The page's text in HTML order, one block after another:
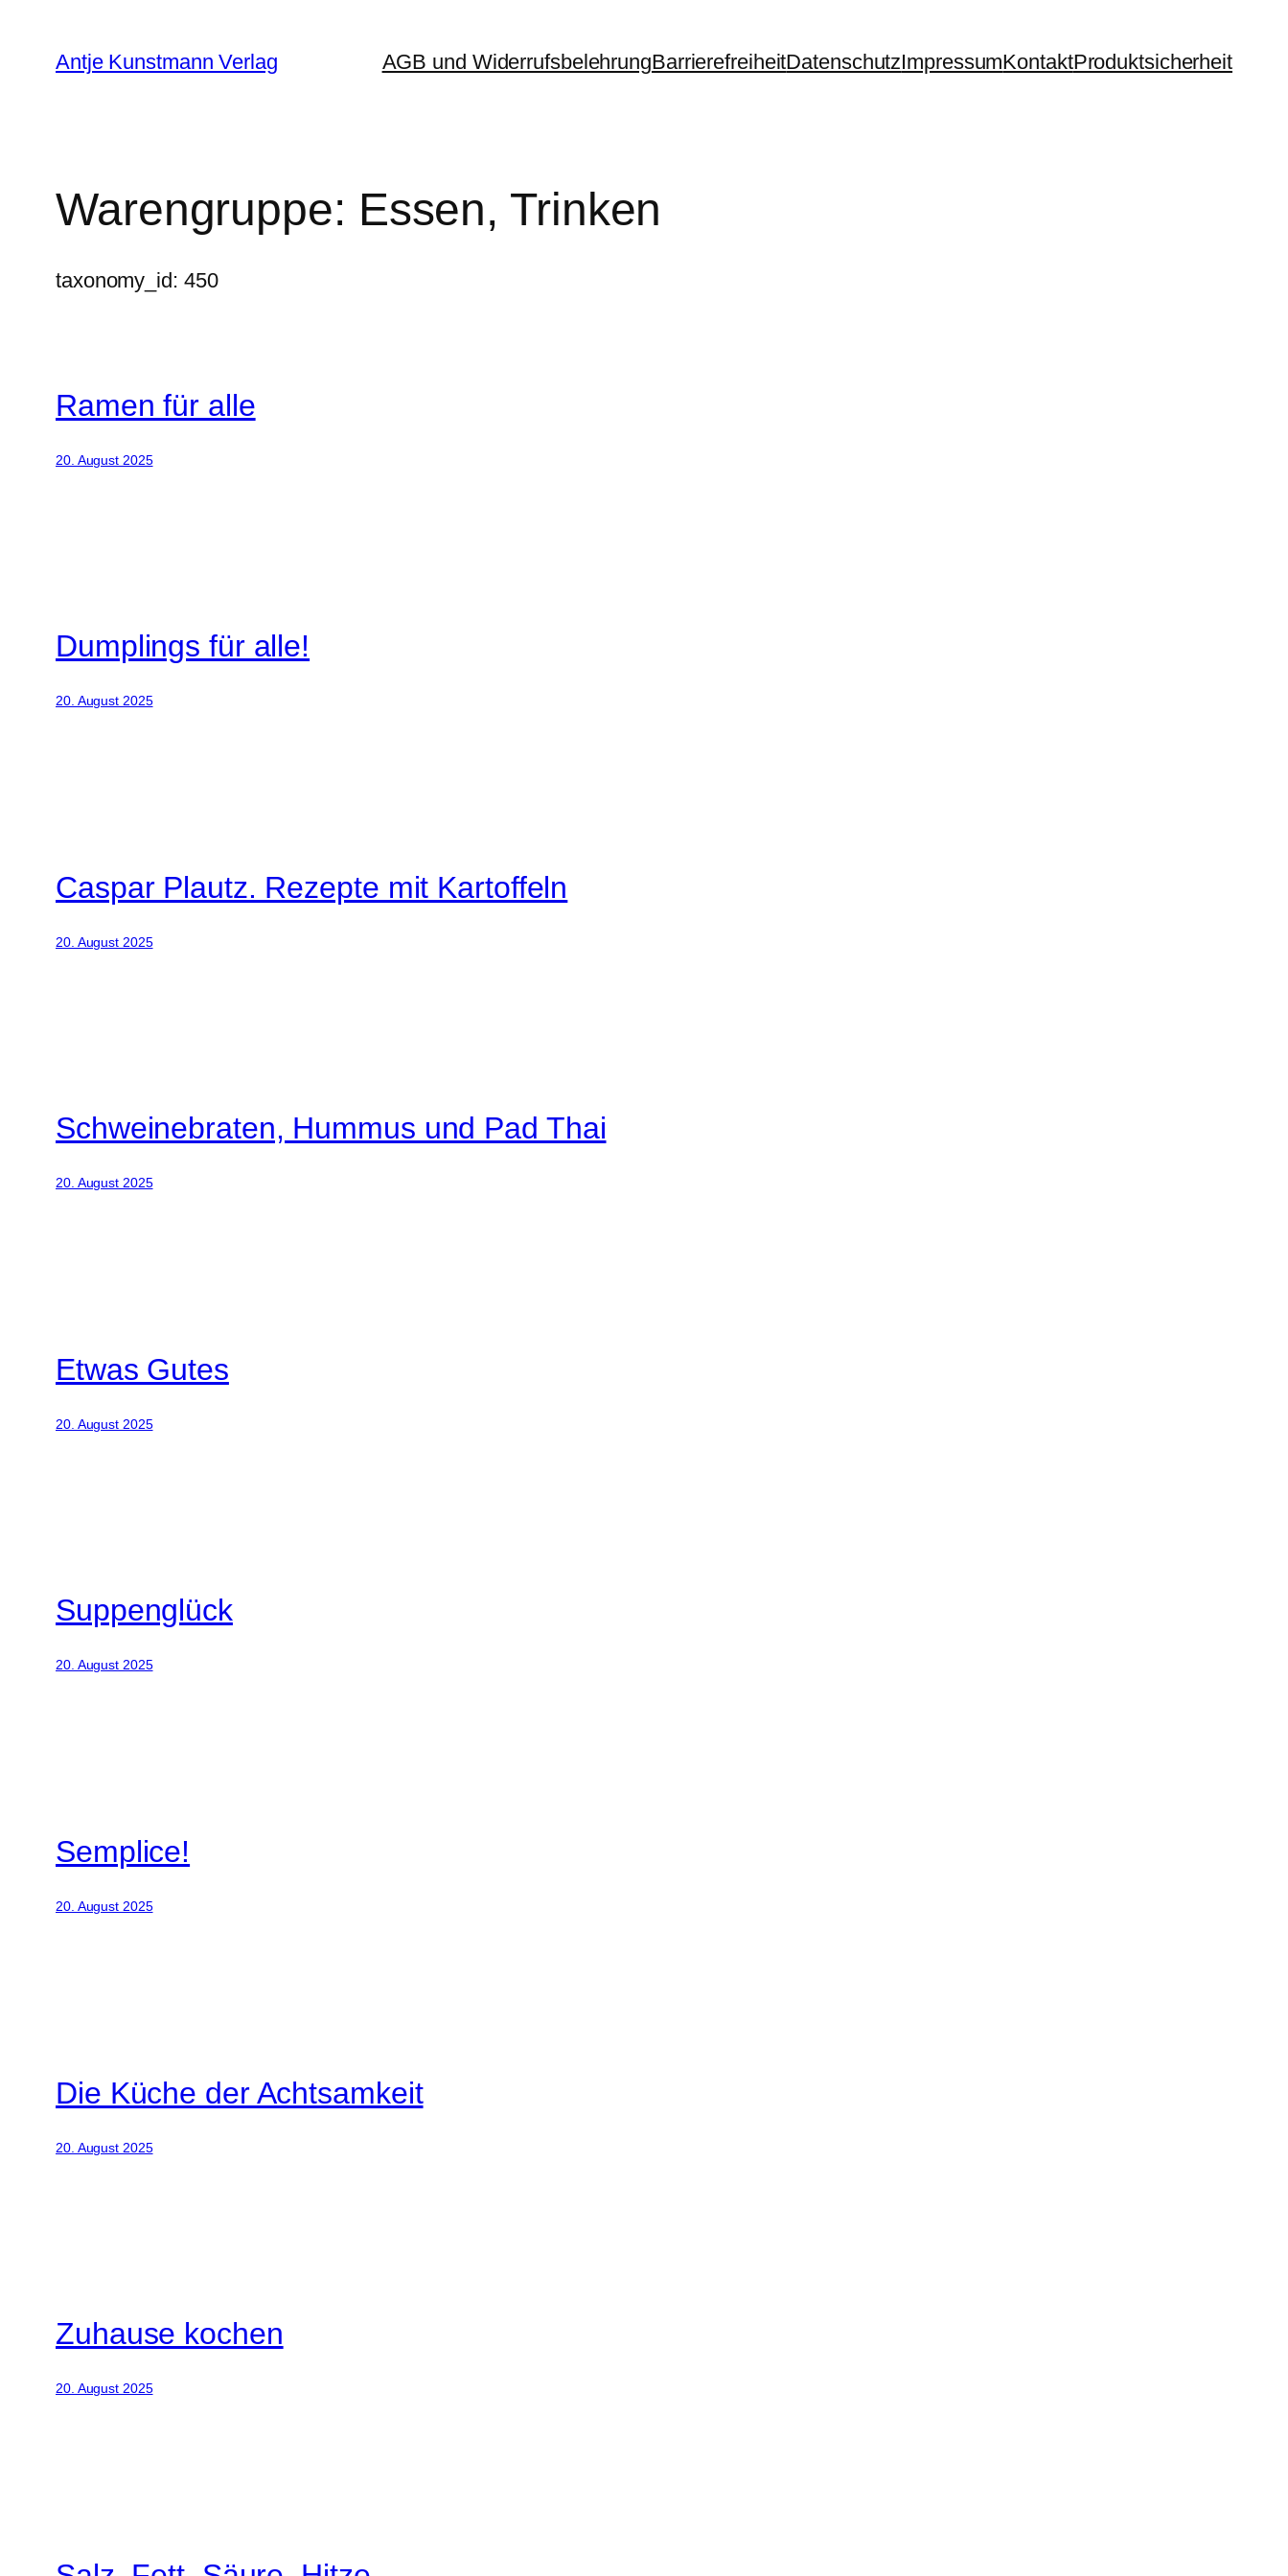
springen
Antje Kunstmann Verlag AGB und WiderrufsbelehrungBarrierefreiheitDatenschutzImpressumKontaktProduktsicherheit
Warengruppe: Essen, Trinken
taxonomy_id: 450
Ramen für alle
20. August 2025
Dumplings für alle!
20. August 2025
Caspar Plautz. Rezepte mit Kartoffeln
20. August 2025
Schweinebraten, Hummus und Pad Thai
20. August 2025
Etwas Gutes
20. August 2025
Suppenglück
20. August 2025
Semplice!
20. August 2025
Die Küche der Achtsamkeit
20. August 2025
Zuhause kochen
20. August 2025